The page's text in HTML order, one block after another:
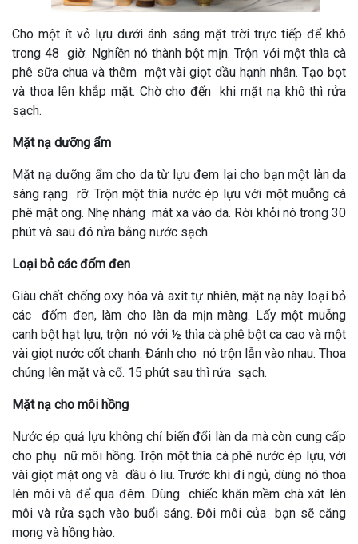
Cho một ít vỏ lựu dưới ánh sáng mặt trời trực tiếp để khô
trong 48 giờ. Nghiền nó thành bột mịn. Trộn với một thìa cà
phê sữa chua và thêm một vài giọt dầu hạnh nhân. Tạo bọt
và thoa lên khắp mặt. Chờ cho đến khi mặt nạ khô thì rửa
sạch.
Mặt nạ dưỡng ẩm
Mặt nạ dưỡng ẩm cho da từ lựu đem lại cho bạn một làn da
sáng rạng rỡ. Trộn một thìa nước ép lựu với một muỗng cà
phê mật ong. Nhẹ nhàng mát xa vào da. Rời khỏi nó trong 30
phút và sau đó rửa bằng nước sạch.
Loại bỏ các đốm đen
Giàu chất chống oxy hóa và axit tự nhiên, mặt nạ này loại bỏ
các đốm đen, làm cho làn da mịn màng. Lấy một muỗng
canh bột hạt lựu, trộn nó với ½ thìa cà phê bột ca cao và một
vài giọt nước cốt chanh. Đánh cho nó trộn lẫn vào nhau. Thoa
chúng lên mặt và cổ. 15 phút sau thì rửa sạch.
Mặt nạ cho môi hồng
Nước ép quả lựu không chỉ biến đổi làn da mà còn cung cấp
cho phụ nữ môi hồng. Trộn một thìa cà phê nước ép lựu, với
vài giọt mật ong và dầu ô liu. Trước khi đi ngủ, dùng nó thoa
lên môi và để qua đêm. Dùng chiếc khăn mềm chà xát lên
môi và rửa sạch vào buổi sáng. Đôi môi của bạn sẽ căng
mọng và hồng hào.